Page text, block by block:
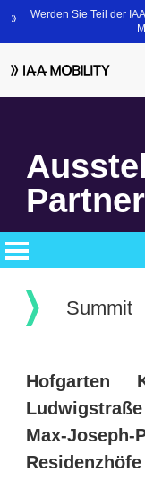
Summit
Hofgarten
Ludwigstraße
Max-Joseph-
Residenzhöfe